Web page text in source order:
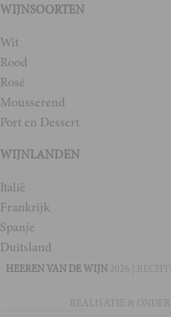
WIJNSOORTEN
Wit
Rood
Rosé
Mousserend
Port en Dessert
WIJNLANDEN
Italië
Frankrijk
Spanje
Duitsland
HEEREN VAN DE WIJN 2026 |
REALISATIE &